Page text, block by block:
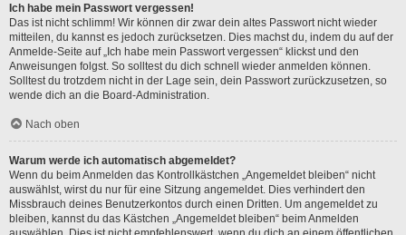
Ich habe mein Passwort vergessen!
Das ist nicht schlimm! Wir können dir zwar dein altes Passwort nicht wieder
mitteilen, du kannst es jedoch zurücksetzen. Dies machst du, indem du auf der
Anmelde-Seite auf „Ich habe mein Passwort vergessen“ klickst und den
Anweisungen folgst. So solltest du dich schnell wieder anmelden können.
Solltest du trotzdem nicht in der Lage sein, dein Passwort zurückzusetzen, so
wende dich an die Board-Administration.
Nach oben
Warum werde ich automatisch abgemeldet?
Wenn du beim Anmelden das Kontrollkästchen „Angemeldet bleiben“ nicht
auswählst, wirst du nur für eine Sitzung angemeldet. Dies verhindert den
Missbrauch deines Benutzerkontos durch einen Dritten. Um angemeldet zu
bleiben, kannst du das Kästchen „Angemeldet bleiben“ beim Anmelden